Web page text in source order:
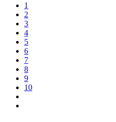
1
2
3
4
5
6
7
8
9
10